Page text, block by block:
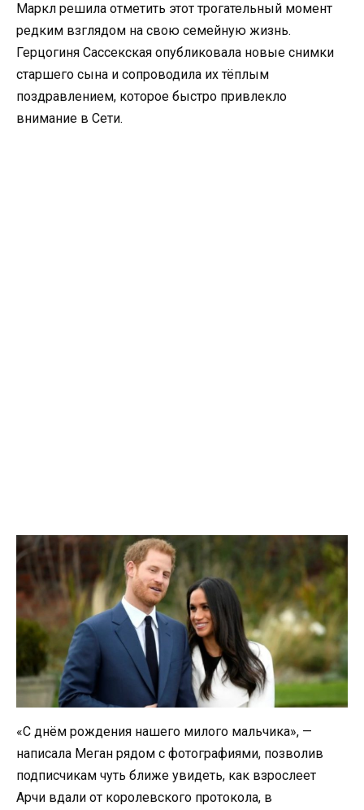
Маркл решила отметить этот трогательный момент
редким взглядом на свою семейную жизнь.
Герцогиня Сассекская опубликовала новые снимки
старшего сына и сопроводила их тёплым
поздравлением, которое быстро привлекло
внимание в Сети.
«С днём рождения нашего милого мальчика», —
написала Меган рядом с фотографиями, позволив
подписчикам чуть ближе увидеть, как взрослеет
Арчи вдали от королевского протокола, в